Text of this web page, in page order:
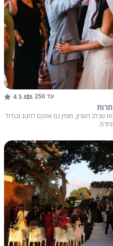
עד 250 4.5
שבלב השרון, מזמין גם אתכם לחגוג ובגדול